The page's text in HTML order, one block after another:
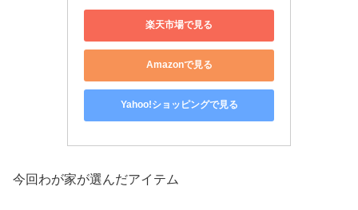
楽天市場で見る
Amazonで見る
Yahoo!ショッピングで見る
今回わが家が選んだアイテム